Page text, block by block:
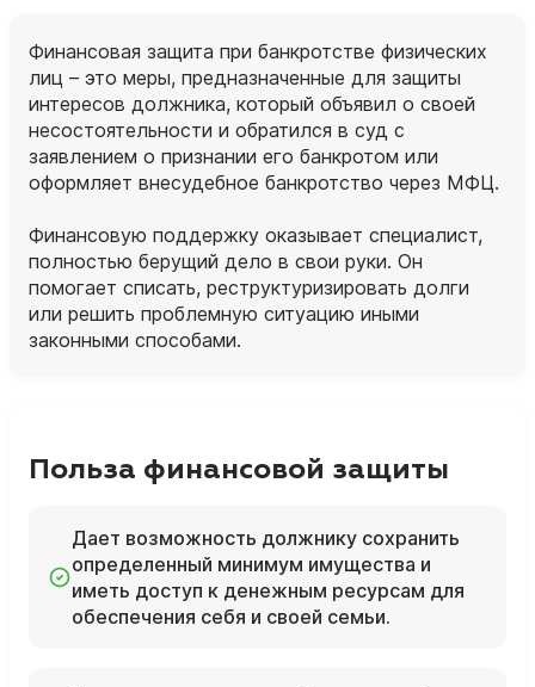
Финансовая защита при банкротстве физических
лиц – это меры, предназначенные для защиты
интересов должника, который объявил о своей
несостоятельности и обратился в суд с
заявлением о признании его банкротом или
оформляет внесудебное банкротство через МФЦ.
Финансовую поддержку оказывает специалист,
полностью берущий дело в свои руки. Он
помогает списать, реструктуризировать долги
или решить проблемную ситуацию иными
законными способами.
Польза финансовой защиты
Дает возможность должнику сохранить
определенный минимум имущества и
иметь доступ к денежным ресурсам для
обеспечения себя и своей семьи.